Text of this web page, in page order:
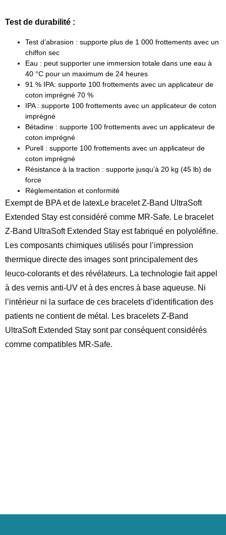
Test de durabilité :
Test d’abrasion : supporte plus de 1 000 frottements avec un
chiffon sec
Eau : peut supporter une immersion totale dans une eau à
40 °C pour un maximum de 24 heures
91 % IPA: supporte 100 frottements avec un applicateur de
coton imprégné 70 %
IPA : supporte 100 frottements avec un applicateur de coton
imprégné
Bétadine : supporte 100 frottements avec un applicateur de
coton imprégné
Purell : supporte 100 frottements avec un applicateur de
coton imprégné
Résistance à la traction : supporte jusqu’à 20 kg (45 lb) de
force
Réglementation et conformité
Exempt de BPA et de latexLe bracelet Z-Band UltraSoft
Extended Stay est considéré comme MR-Safe. Le bracelet
Z-Band UltraSoft Extended Stay est fabriqué en polyoléfine.
Les composants chimiques utilisés pour l’impression
thermique directe des images sont principalement des
leuco-colorants et des révélateurs. La technologie fait appel
à des vernis anti-UV et à des encres à base aqueuse. Ni
l’intérieur ni la surface de ces bracelets d’identification des
patients ne contient de métal. Les bracelets Z-Band
UltraSoft Extended Stay sont par conséquent considérés
comme compatibles MR-Safe.